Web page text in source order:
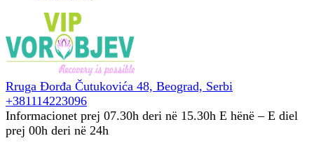
Rruga Đorđa Čutukovića 48, Beograd, Serbi
+381114223096
Informacionet prej 07.30h deri në 15.30h E hënë – E diel
prej 00h deri në 24h